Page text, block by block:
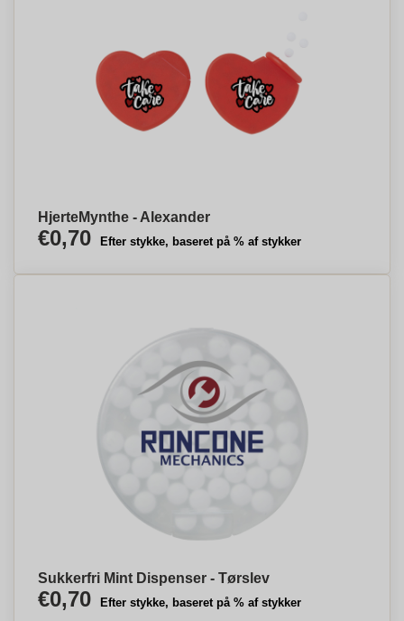
HjerteMynthe - Alexander
€0,70 Efter stykke, baseret på % af stykker
Sukkerfri Mint Dispenser - Tørslev
€0,70 Efter stykke, baseret på % af stykker